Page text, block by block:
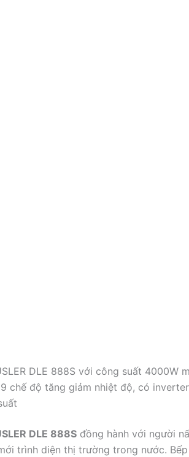
DLE 888S với công suất 4000W
chế độ tăng giảm nhiệt độ, có
DLE 888S đồng hành với người
trình diện thị trường trong nước.